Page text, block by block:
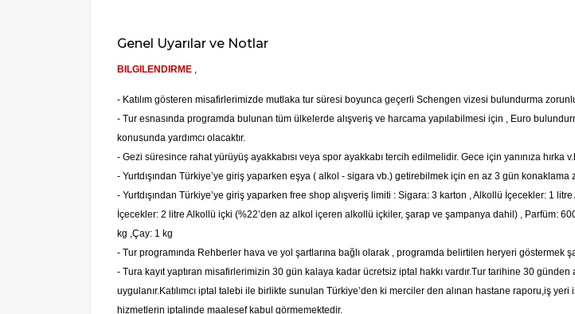
Genel Uyarılar ve Notlar
BILGILENDIRME ,
- Katılım gösteren misafirlerimizde mutlaka tur süresi boyunca geçerli Schengen vizesi bulundurma
- Tur esnasında programda bulunan tüm ülkelerde alışveriş ve harcama yapılabilmesi için , Euro
konusunda yardımcı olacaktır.
- Gezi süresince rahat yürüyüş ayakkabısı veya spor ayakkabı tercih edilmelidir. Gece için yanınıza hırka
- Yurtdışından Türkiye’ye giriş yaparken eşya ( alkol - sigara vb.) getirebilmek için en az 3 gün konaklama
- Yurtdışından Türkiye’ye giriş yaparken free shop alışveriş limiti : Sigara: 3 karton Alkollü İçecekler: 1
İçecekler: 2 litre Alkollü içki (%22’den az alkol içeren alkollü içkiler, şarap ve şampanya dahil)
Parfüm:
kg Çay: 1 kg
- Tur programında Rehberler hava ve yol şartlarına bağlı olarak , programda belirtilen heryeri göstermek
- Tura kayıt yaptıran misafirlerimizin 30 gün kalaya kadar ücretsiz iptal hakkı vardır.Tur tarihine 30
uygulanır.Katılımcı iptal talebi ile birlikte sunulan Türkiye’den ki merciler den alınan hastane raporu,iş
hizmetlerin iptalinde maalesef kabul görmemektedir.